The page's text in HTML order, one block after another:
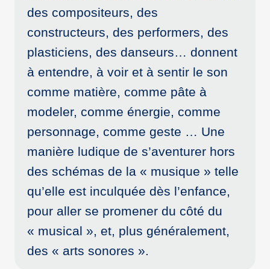
des compositeurs, des
constructeurs, des performers, des
plasticiens, des danseurs… donnent
à entendre, à voir et à sentir le son
comme matière, comme pâte à
modeler, comme énergie, comme
personnage, comme geste … Une
manière ludique de s’aventurer hors
des schémas de la « musique » telle
qu’elle est inculquée dès l’enfance,
pour aller se promener du côté du
« musical », et, plus généralement,
des « arts sonores ».